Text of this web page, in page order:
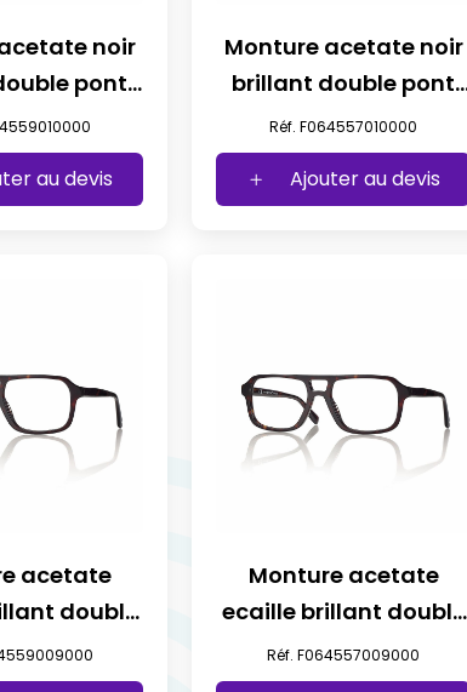
noir
pont
au devis
Monture acetate noir
brillant double pont
t57
Réf. F064557010000
Ajouter au devis
acetate
double
t59
Monture acetate
ecaille brillant double
pont t57
Réf. F064557009000